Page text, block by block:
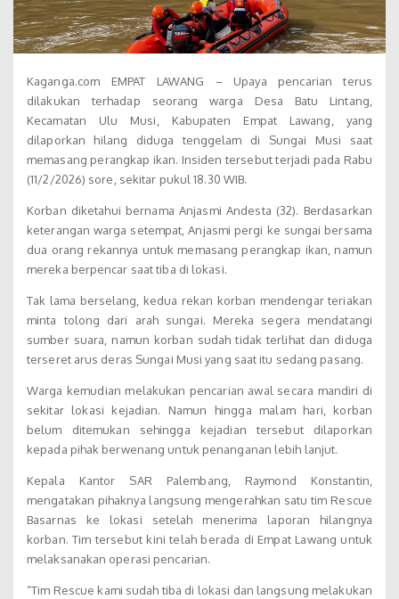
Kaganga.com EMPAT LAWANG – Upaya pencarian terus
dilakukan terhadap seorang warga Desa Batu Lintang,
Kecamatan Ulu Musi, Kabupaten Empat Lawang, yang
dilaporkan hilang diduga tenggelam di Sungai Musi saat
memasang perangkap ikan. Insiden tersebut terjadi pada Rabu
(11/2/2026) sore, sekitar pukul 18.30 WIB.
Korban diketahui bernama Anjasmi Andesta (32). Berdasarkan
keterangan warga setempat, Anjasmi pergi ke sungai bersama
dua orang rekannya untuk memasang perangkap ikan, namun
mereka berpencar saat tiba di lokasi.
Tak lama berselang, kedua rekan korban mendengar teriakan
minta tolong dari arah sungai. Mereka segera mendatangi
sumber suara, namun korban sudah tidak terlihat dan diduga
terseret arus deras Sungai Musi yang saat itu sedang pasang.
Warga kemudian melakukan pencarian awal secara mandiri di
sekitar lokasi kejadian. Namun hingga malam hari, korban
belum ditemukan sehingga kejadian tersebut dilaporkan
kepada pihak berwenang untuk penanganan lebih lanjut.
Kepala Kantor SAR Palembang, Raymond Konstantin,
mengatakan pihaknya langsung mengerahkan satu tim Rescue
Basarnas ke lokasi setelah menerima laporan hilangnya
korban. Tim tersebut kini telah berada di Empat Lawang untuk
melaksanakan operasi pencarian.
“Tim Rescue kami sudah tiba di lokasi dan langsung melakukan